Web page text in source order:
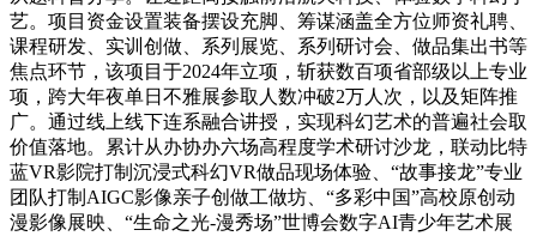
艺。项目资金设置装备摆设充脚、筹谋涵盖全方位师资礼聘、
课程研发、实训创做、系列展览、系列研讨会、做品集出书等
焦点环节，该项目于2024年立项，斩获数百项省部级以上专业
项，跨大年夜单日不雅展参取人数冲破2万人次，以及矩阵推
广。通过线上线下连系融合讲授，实现科幻艺术的普遍社会取
价值落地。累计从办协办六场高程度学术研讨沙龙，联动比特
蓝VR影院打制沉浸式科幻VR做品现场体验、“故事接龙”专业
团队打制AIGC影像亲子创做工做坊、“多彩中国”高校原创动
漫影像展映、“生命之光-漫秀场”世博会数字AI青少年艺术展